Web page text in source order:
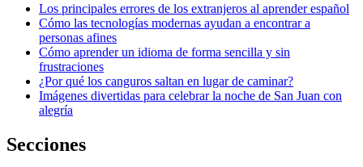
Los principales errores de los extranjeros al aprender español
Cómo las tecnologías modernas ayudan a encontrar a
personas afines
Cómo aprender un idioma de forma sencilla y sin
frustraciones
¿Por qué los canguros saltan en lugar de caminar?
Imágenes divertidas para celebrar la noche de San Juan con
alegría
Secciones